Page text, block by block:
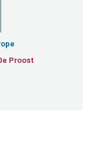
Proost